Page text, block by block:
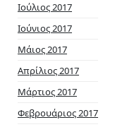
Ιούλιος 2017
Ιούνιος 2017
Μάιος 2017
Απρίλιος 2017
Μάρτιος 2017
Φεβρουάριος 2017